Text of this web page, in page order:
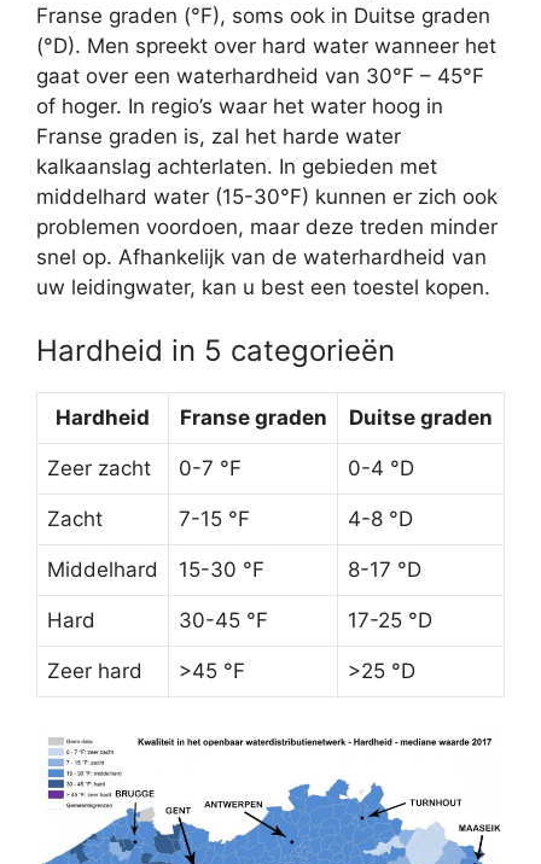
Franse graden (°F), soms ook in Duitse graden
(°D). Men spreekt over hard water wanneer het
gaat over een waterhardheid van 30°F – 45°F
of hoger. In regio’s waar het water hoog in
Franse graden is, zal het harde water
kalkaanslag achterlaten. In gebieden met
middelhard water (15-30°F) kunnen er zich ook
problemen voordoen, maar deze treden minder
snel op. Afhankelijk van de waterhardheid van
uw leidingwater, kan u best een toestel kopen.
Hardheid in 5 categorieën
Hardheid Franse graden Duitse graden
Zeer zacht 0-7 °F 0-4 °D
Zacht 7-15 °F 4-8 °D
Middelhard 15-30 °F 8-17 °D
Hard 30-45 °F 17-25 °D
Zeer hard >45 °F >25 °D